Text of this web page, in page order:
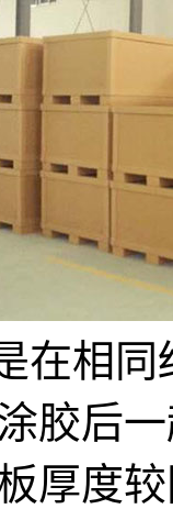
相同
胶后
厚度